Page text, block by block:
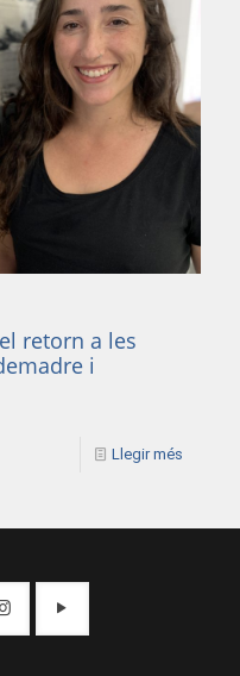
retorn a les
i
Llegir més